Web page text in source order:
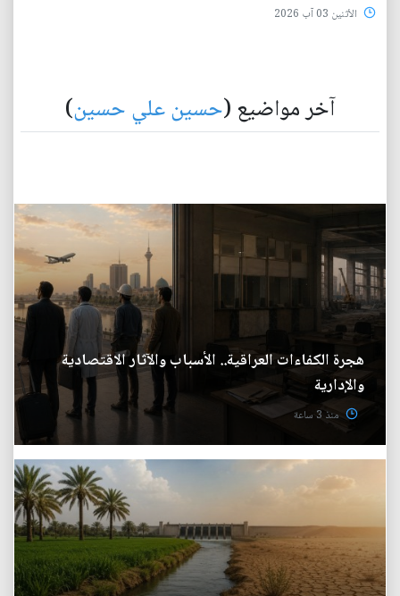
الأثنين 03 آب 2026
آخر مواضيع (حسين علي حسين)
هجرة الكفاءات العراقية.. الأسباب والآثار الاقتصادية
والإدارية
منذ 3 ساعة